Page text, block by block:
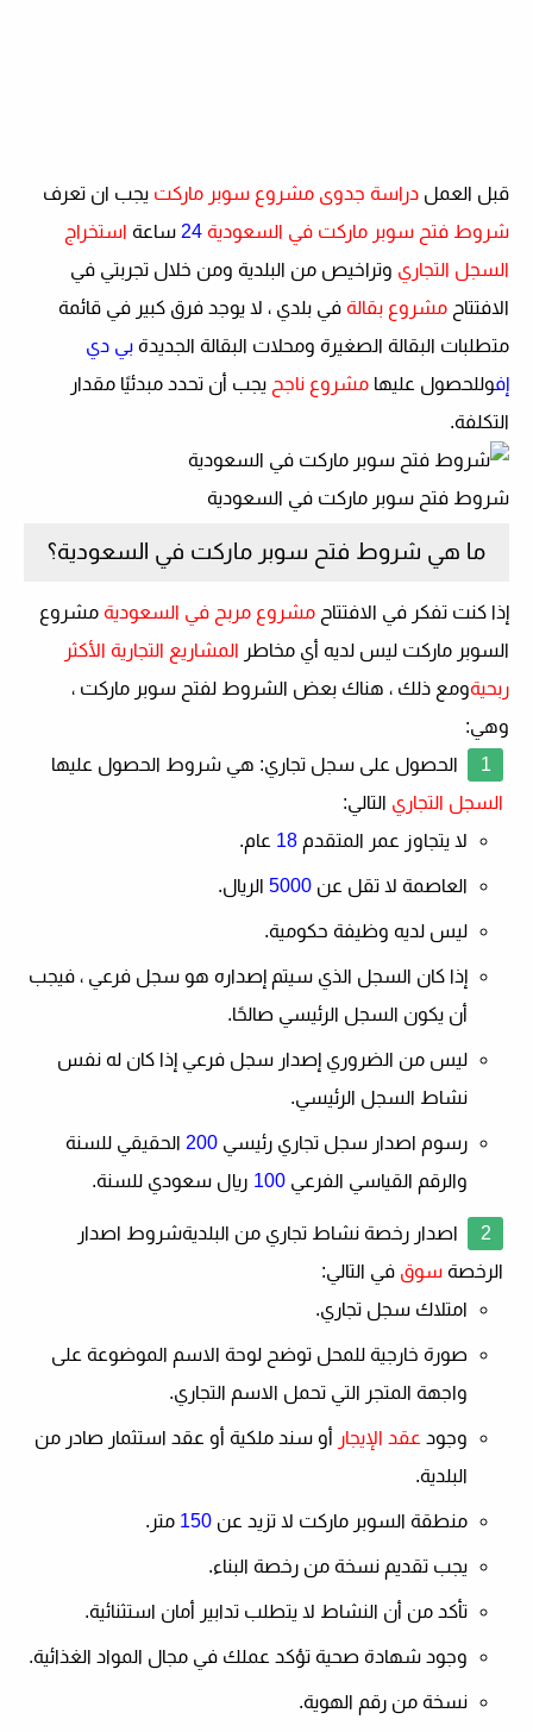
قبل العمل دراسة جدوى مشروع سوبر ماركت يجب ان تعرف
شروط فتح سوبر ماركت في السعودية 24 ساعة استخراج
السجل التجاري وتراخيص من البلدية ومن خلال تجربتي في
الافتتاح مشروع بقالة في بلدي ، لا يوجد فرق كبير في قائمة
متطلبات البقالة الصغيرة ومحلات البقالة الجديدة بي دي
إفوللحصول عليها مشروع ناجح يجب أن تحدد مبدئيًا مقدار
التكلفة.
شروط فتح سوبر ماركت في السعودية
ما هي شروط فتح سوبر ماركت في السعودية؟
إذا كنت تفكر في الافتتاح مشروع مربح في السعودية مشروع
السوبر ماركت ليس لديه أي مخاطر المشاريع التجارية الأكثر
ربحيةومع ذلك ، هناك بعض الشروط لفتح سوبر ماركت ،
وهي:
الحصول على سجل تجاري: هي شروط الحصول عليها
السجل التجاري التالي:
لا يتجاوز عمر المتقدم 18 عام.
العاصمة لا تقل عن 5000 الريال.
ليس لديه وظيفة حكومية.
إذا كان السجل الذي سيتم إصداره هو سجل فرعي ، فيجب
أن يكون السجل الرئيسي صالحًا.
ليس من الضروري إصدار سجل فرعي إذا كان له نفس
نشاط السجل الرئيسي.
رسوم اصدار سجل تجاري رئيسي 200 الحقيقي للسنة
والرقم القياسي الفرعي 100 ريال سعودي للسنة.
اصدار رخصة نشاط تجاري من البلديةشروط اصدار
الرخصة سوق في التالي:
امتلاك سجل تجاري.
صورة خارجية للمحل توضح لوحة الاسم الموضوعة على
واجهة المتجر التي تحمل الاسم التجاري.
وجود عقد الإيجار أو سند ملكية أو عقد استثمار صادر من
البلدية.
منطقة السوبر ماركت لا تزيد عن 150 متر.
يجب تقديم نسخة من رخصة البناء.
تأكد من أن النشاط لا يتطلب تدابير أمان استثنائية.
وجود شهادة صحية تؤكد عملك في مجال المواد الغذائية.
نسخة من رقم الهوية.